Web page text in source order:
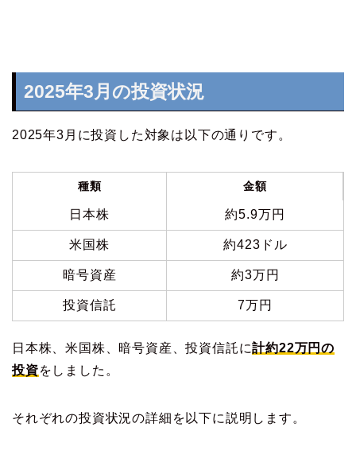
2025年3月の投資状況
2025年3月に投資した対象は以下の通りです。
種類 金額
日本株 約5.9万円
米国株 約423ドル
暗号資産 約3万円
投資信託 7万円
日本株、米国株、暗号資産、投資信託に計約22万円の
投資をしました。
それぞれの投資状況の詳細を以下に説明します。